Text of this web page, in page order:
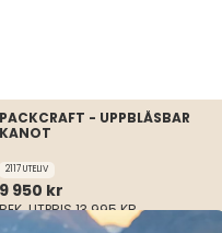
PACKCRAFT - UPPBLÅSBAR
KANOT
2117 UTELIV
9 950 kr
REK. UTPRIS13 995 KR